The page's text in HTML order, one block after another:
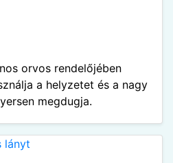
orvos rendelőjében
a helyzetet és a nagy
megdugja.